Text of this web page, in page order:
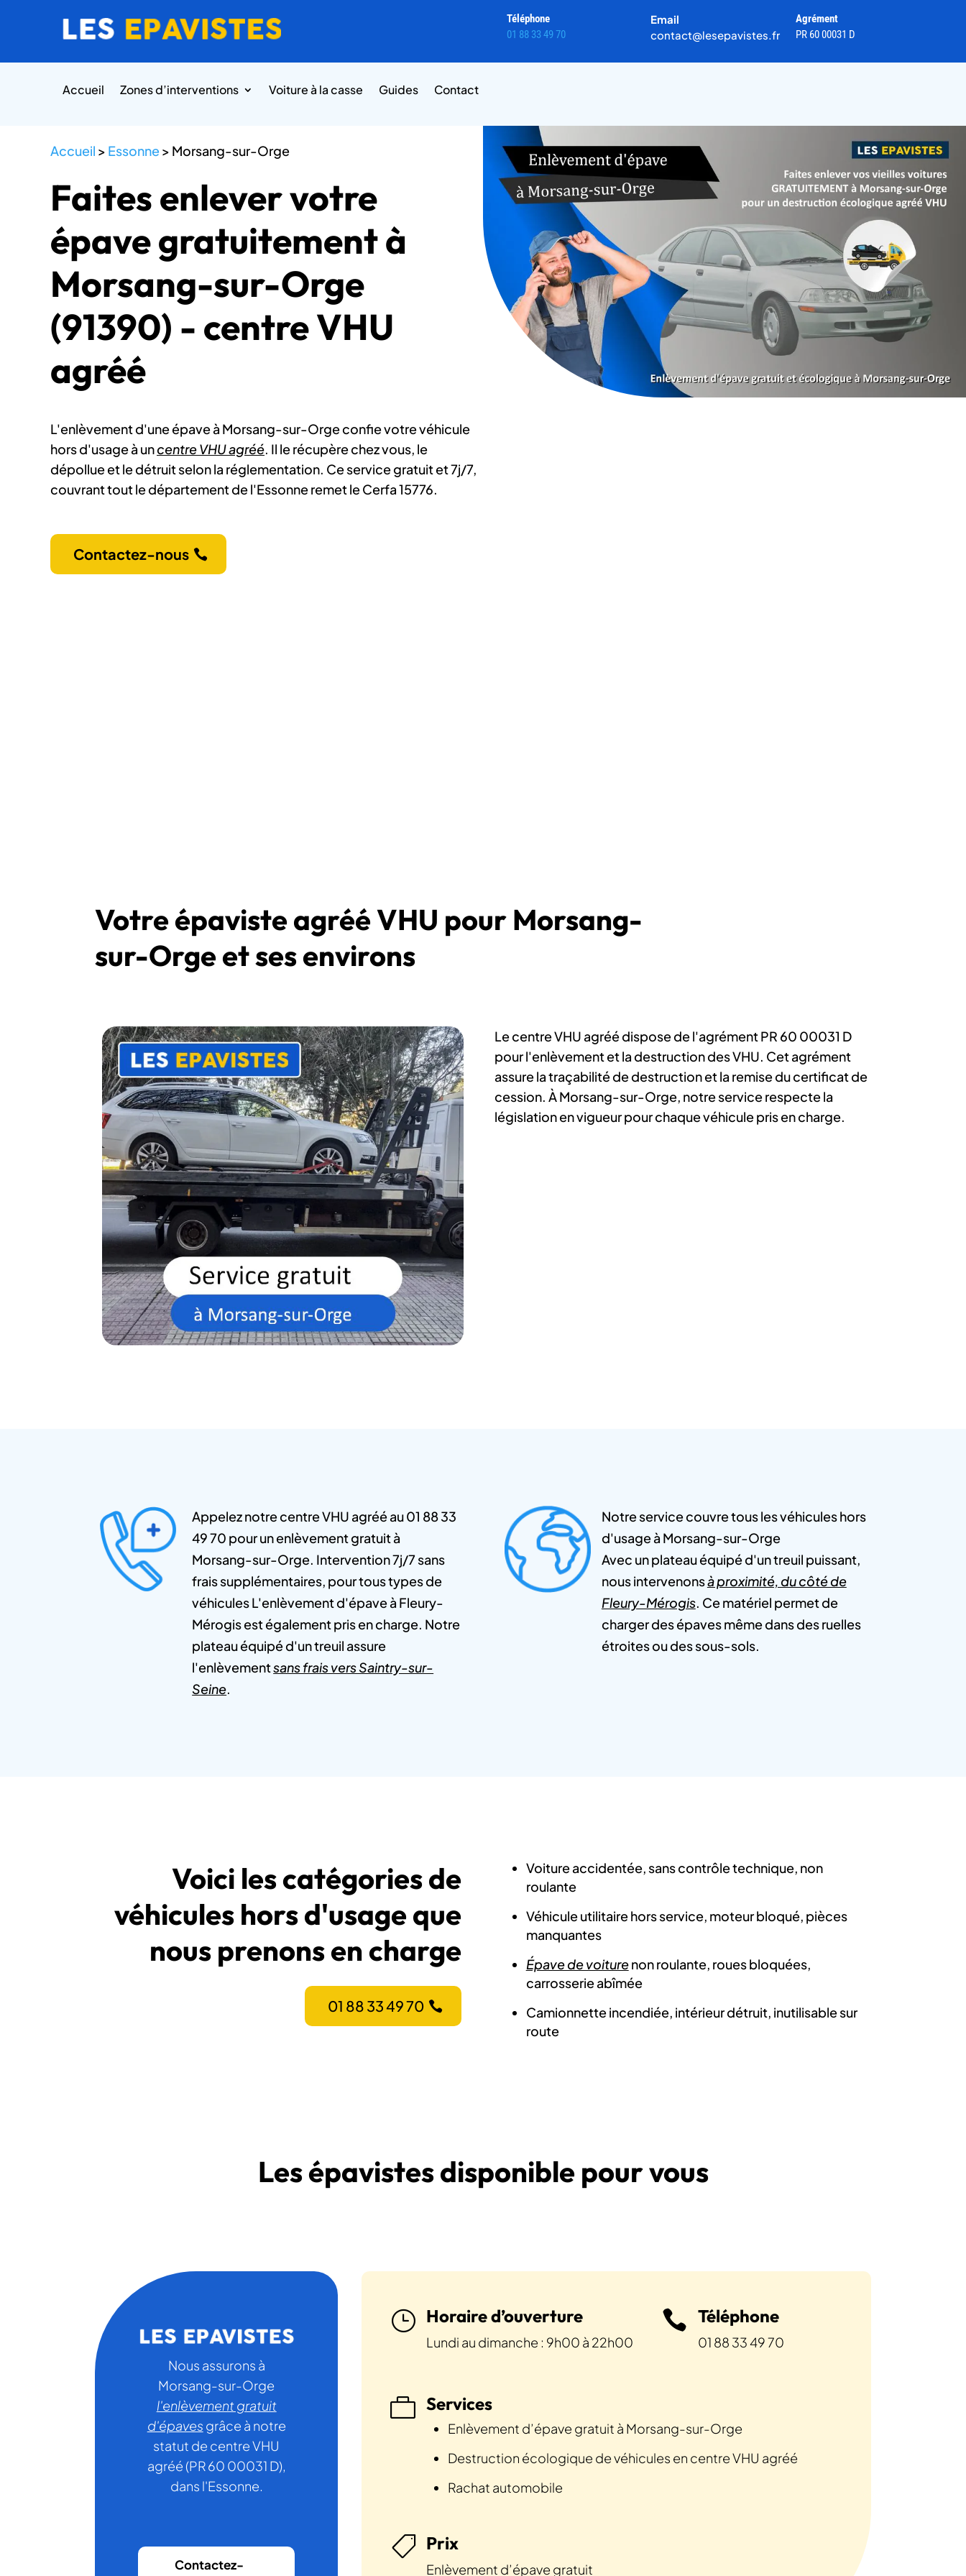
Téléphone
01 88 33 49 70
Email
contact@lesepavistes.fr
Agrément
PR 60 00031 D
Accueil Zones d’interventions Voiture à la casse Guides Contact
Accueil > Essonne> Morsang-sur-Orge
Faites enlever votre
épave gratuitement à
Morsang-sur-Orge
(91390) - centre VHU
agréé
L'enlèvement d'une épave à Morsang-sur-Orge confie votre véhicule
hors d'usage à uncentre VHU agréé. Il le récupère chez vous, le
dépollue et le détruit selon la réglementation. Ce service gratuit et 7j/7,
couvrant tout le département de l'Essonne remet le Cerfa 15776.
Contactez-nous
Votre épaviste agréé VHU pour Morsang-
sur-Orge et ses environs
Le centre VHU agréé dispose de l'agrément PR 60 00031 D
pour l'enlèvement et la destruction des VHU. Cet agrément
assure la traçabilité de destruction et la remise du certificat de
cession. À Morsang-sur-Orge, notre service respecte la
législation en vigueur pour chaque véhicule pris en charge.
Appelez notre centre VHU agréé au 01 88 33
49 70 pour un enlèvement gratuit à
Morsang-sur-Orge. Intervention 7j/7 sans
frais supplémentaires, pour tous types de
véhicules L'enlèvement d'épave à Fleury-
Mérogis est également pris en charge. Notre
plateau équipé d'un treuil assure
l'enlèvementsans frais vers Saintry-sur-
Seine.
Notre service couvre tous les véhicules hors
d'usage à Morsang-sur-Orge
Avec un plateau équipé d'un treuil puissant,
nous intervenonsà proximité, du côté de
Fleury-Mérogis. Ce matériel permet de
charger des épaves même dans des ruelles
étroites ou des sous-sols.
Voici les catégories de
véhicules hors d'usage que
nous prenons en charge
01 88 33 49 70
Voiture accidentée, sans contrôle technique, non
roulante
Véhicule utilitaire hors service, moteur bloqué, pièces
manquantes
Épave de voiturenon roulante, roues bloquées,
carrosserie abîmée
Camionnette incendiée, intérieur détruit, inutilisable sur
route
Les épavistes disponible pour vous
Nous assurons à
Morsang-sur-Orge
l'enlèvement gratuit
d'épaves grâce à notre
statut de centre VHU
agréé (PR 60 00031 D),
dans l'Essonne.
Contactez-
} Horaire d’ouverture
Lundi au dimanche : 9h00 à 22h00
 Téléphone
01 88 33 49 70
 Services
Enlèvement d’épave gratuit à Morsang-sur-Orge
Destruction écologique de véhicules en centre VHU agréé
Rachat automobile
 Prix
Enlèvement d’épave gratuit